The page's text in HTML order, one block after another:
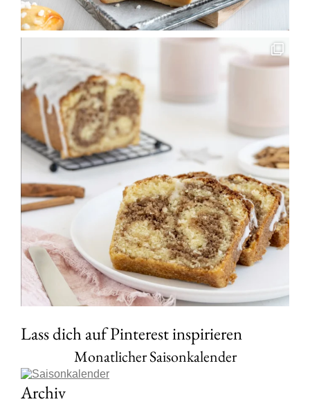
Lass dich auf Pinterest inspirieren
Monatlicher Saisonkalender
Archiv